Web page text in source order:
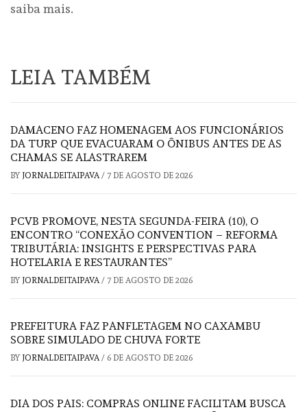
saiba mais.
LEIA TAMBÉM
DAMACENO FAZ HOMENAGEM AOS FUNCIONÁRIOS
DA TURP QUE EVACUARAM O ÔNIBUS ANTES DE AS
CHAMAS SE ALASTRAREM
BY JORNALDEITAIPAVA/ 7 DE AGOSTO DE 2026
PCVB PROMOVE, NESTA SEGUNDA-FEIRA (10), O
ENCONTRO “CONEXÃO CONVENTION – REFORMA
TRIBUTÁRIA: INSIGHTS E PERSPECTIVAS PARA
HOTELARIA E RESTAURANTES”
BY JORNALDEITAIPAVA/ 7 DE AGOSTO DE 2026
PREFEITURA FAZ PANFLETAGEM NO CAXAMBU
SOBRE SIMULADO DE CHUVA FORTE
BY JORNALDEITAIPAVA/ 6 DE AGOSTO DE 2026
DIA DOS PAIS: COMPRAS ONLINE FACILITAM BUSCA